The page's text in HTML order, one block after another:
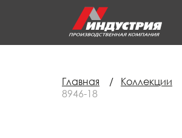
Главная / Коллекции
8946-18